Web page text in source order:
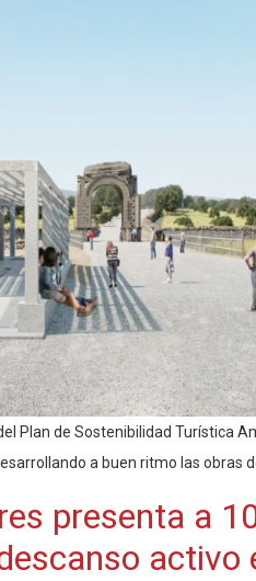
Plan de Sostenibilidad Turística
a buen ritmo las
presenta a